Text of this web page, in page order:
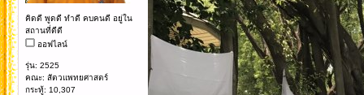
คิดดี พูดดี ทำดี คบคนดี อยู่ใน
สถานที่ดีดี
ออฟไลน์
รุ่น: 2525
คณะ: สัตวแพทยศาสตร์
กระทู้: 10,307